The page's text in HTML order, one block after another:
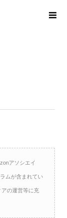
アソシエイ
ムが含まれてい
アの運営等に充